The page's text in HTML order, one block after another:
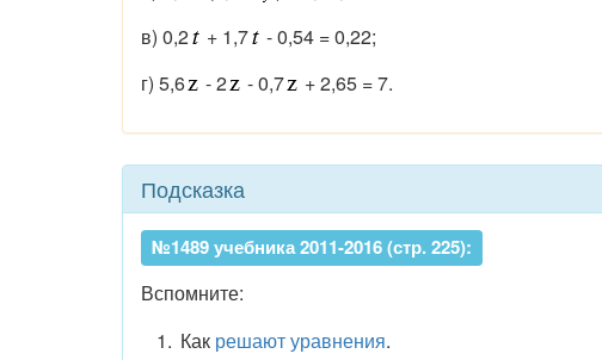
в) 0,2
+ 1,7
- 0,54 = 0,22;
г) 5,6
- 2 - 0,7 + 2,65 = 7.
Подсказка
№1489 учебника 2011-2016 (стр. 225):
Вспомните:
Как решают уравнения.